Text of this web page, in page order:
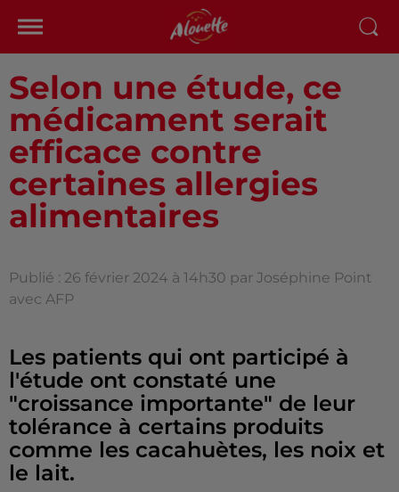
Selon une étude, ce
médicament serait
efficace contre
certaines allergies
alimentaires
Publié : 26 février 2024 à 14h30 par Joséphine Point
avec AFP
Les patients qui ont participé à
l'étude ont constaté une
"croissance importante" de leur
tolérance à certains produits
comme les cacahuètes, les noix et
le lait.